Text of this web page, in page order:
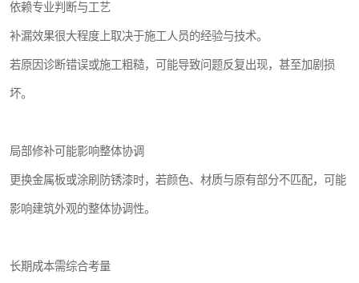
依赖专业判断与工艺
补漏效果很大程度上取决于施工人员的经验与技术。
若原因诊断错误或施工粗糙，可能导致问题反复出现，甚至加剧损
坏。
局部修补可能影响整体协调
更换金属板或涂刷防锈漆时，若颜色、材质与原有部分不匹配，可能
影响建筑外观的整体协调性。
长期成本需综合考量